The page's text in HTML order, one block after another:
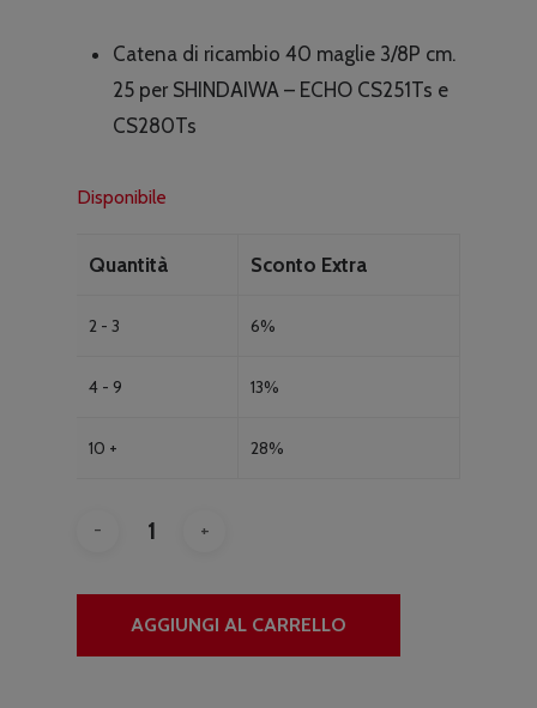
Catena di ricambio 40 maglie 3/8P cm.
25 per SHINDAIWA – ECHO CS251Ts e
CS280Ts
Disponibile
Quantità Sconto Extra
2 - 3 6%
4 - 9 13%
10 + 28%
AGGIUNGI AL CARRELLO